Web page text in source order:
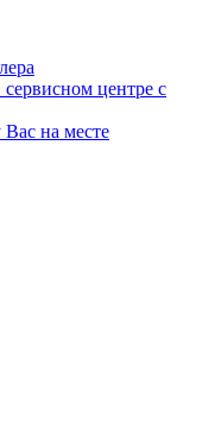
центре с
Вас на месте